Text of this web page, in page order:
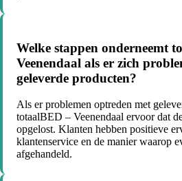
Welke stappen onderneemt
Veenendaal als er zich
geleverde producten?
Als er problemen optreden met
totaalBED – Veenendaal ervoor dat
opgelost. Klanten hebben positieve
klantenservice en de manier waarop
afgehandeld.